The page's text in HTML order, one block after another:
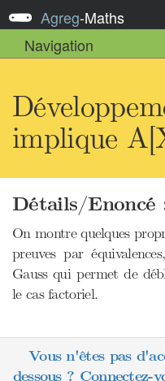
Agreg-Maths
Navigation
implique
Détails/Enoncé
On montre quelques
preuves par
Gauss qui permet de
le cas factoriel.
Vous n'êtes pas
dessous ?